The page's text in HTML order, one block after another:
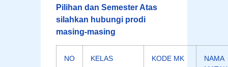
Pilihan dan Semester Atas
silahkan hubungi prodi
masing-masing
NO KELAS KODE MK
NAMA